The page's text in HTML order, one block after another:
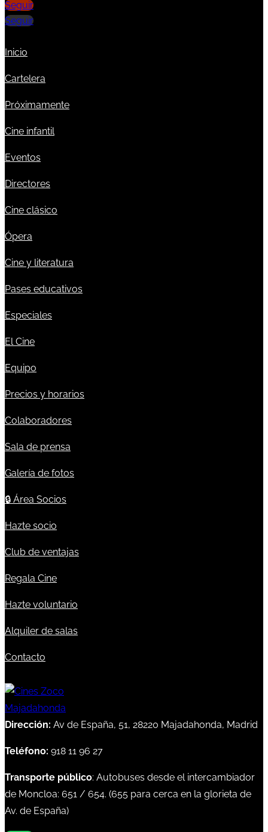
Seguir
Seguir
Inicio
Cartelera
Próximamente
Cine infantil
Eventos
Directores
Cine clásico
Ópera
Cine y literatura
Pases educativos
Especiales
El Cine
Equipo
Precios y horarios
Colaboradores
Sala de prensa
Galería de fotos
🔒 Área Socios
Hazte socio
Club de ventajas
Regala Cine
Hazte voluntario
Alquiler de salas
Contacto
Dirección: Av de España, 51, 28220 Majadahonda, Madrid
Teléfono: 918 11 96 27
Transporte público: Autobuses desde el intercambiador
de Moncloa: 651 / 654. (655 para cerca en la glorieta de
Av. de España)